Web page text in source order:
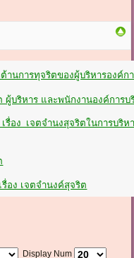
านการทุจริตของผู้บริหารองค์
ผู้บริหาร และพนักงานองค์การ
รื่อง เจตจำนงสุจริตในการบ
อง เจตจำนงค์สุจริต
Display Num